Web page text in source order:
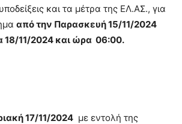
και τα μέτρα της ΕΛ.ΑΣ., για
από την Παρασκευή 15/11/2024
18/11/2024 και ώρα 06:00.
17/11/2024 με εντολή της